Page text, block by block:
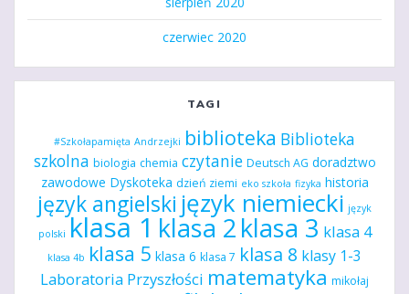
czerwiec 2020
TAGI
#Szkołapamięta Andrzejki biblioteka Biblioteka
szkolna biologia chemia czytanie Deutsch AG doradztwo
zawodowe Dyskoteka dzień ziemi eko szkoła fizyka historia
język angielski język niemiecki język
polski klasa 1 klasa 2klasa 3 klasa 4
klasa 4b klasa 5 klasa 6 klasa 7 klasa 8 klasy 1-3
Laboratoria Przyszłości matematyka mikołaj